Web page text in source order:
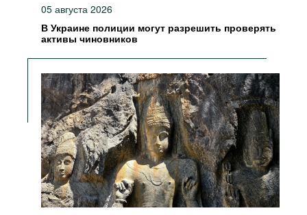
05 августа 2026
В Украине полиции могут разрешить проверять
активы чиновников